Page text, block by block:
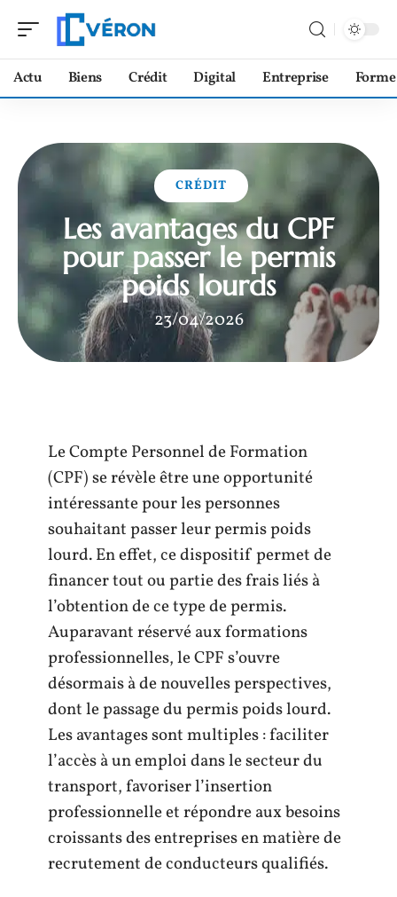
Actu Biens Crédit Digital Entreprise Forme
CRÉDIT
Les avantages du CPF
pour passer le permis
poids lourds
23/04/2026
Le Compte Personnel de Formation
(CPF) se révèle être une opportunité
intéressante pour les personnes
souhaitant passer leur permis poids
lourd. En effet, ce dispositif permet de
financer tout ou partie des frais liés à
l’obtention de ce type de permis.
Auparavant réservé aux formations
professionnelles, le CPF s’ouvre
désormais à de nouvelles perspectives,
dont le passage du permis poids lourd.
Les avantages sont multiples : faciliter
l’accès à un emploi dans le secteur du
transport, favoriser l’insertion
professionnelle et répondre aux besoins
croissants des entreprises en matière de
recrutement de conducteurs qualifiés.